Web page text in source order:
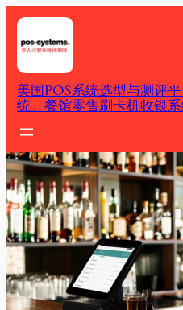
Skip
content
美国POS系统选型与测评
统、餐馆零售刷卡机收银